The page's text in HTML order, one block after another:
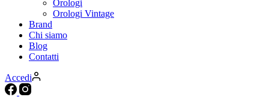
Orologi
Orologi Vintage
Brand
Chi siamo
Blog
Contatti
Accedi